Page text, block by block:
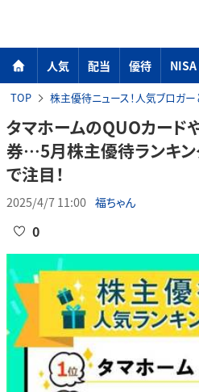
人気 配当 優待 NISA
TOP 株主優待ニュース！人気ブロガ
タマホームのQUOカード
券…5月株主優待ランキン
で注目！
2025/4/7 11:00 福ちゃん
0